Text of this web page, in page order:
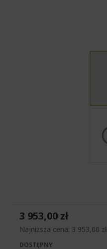
3 953,00 zł
Najniższa cena: 3 953,00 zł
DOSTĘPNY